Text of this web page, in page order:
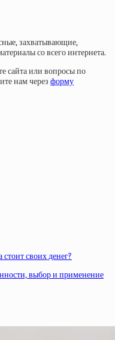
захватывающие,
со всего интернета.
сайта или вопросы по
нам через форму
своих денег?
выбор и применение